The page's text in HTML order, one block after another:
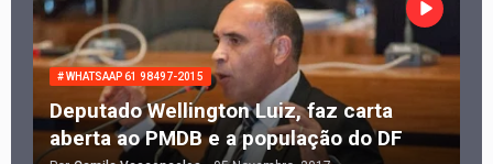
# WHATSAAP 61 98497-2015
Deputado Wellington Luiz, faz carta
aberta ao PMDB e a população do DF